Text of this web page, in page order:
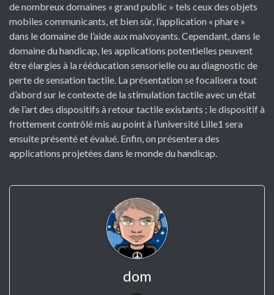
de nombreux domaines « grand public » tels ceux des objets
mobiles communicants, et bien sûr, l’application « phare »
dans le domaine de l’aide aux malvoyants. Cependant, dans le
domaine du handicap, les applications potentielles peuvent
être élargies à la rééducation sensorielle ou au diagnostic de
perte de sensation tactile. La présentation se focalisera tout
d’abord sur le contexte de la stimulation tactile avec un état
de l’art des dispositifs à retour tactile existants ; le dispositif à
frottement contrôlé mis au point à l’université Lille1 sera
ensuite présenté et évalué. Enfin, on présentera des
applications projetées dans le monde du handicap.
dom